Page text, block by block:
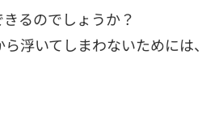
るのでしょうか？
浮いてしまわないためには